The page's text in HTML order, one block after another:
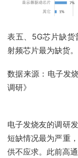
表五、5G芯片缺货
射频芯片最为缺货。
数据来源：电子发
调研》
电子发烧友的调研
短缺情况最为严重，
供不应求。此前高